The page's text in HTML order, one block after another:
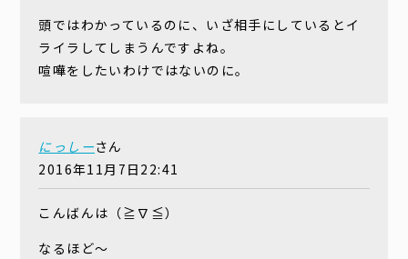
頭ではわかっているのに、いざ相手にしているとイ
ライラしてしまうんですよね。
喧嘩をしたいわけではないのに。
にっしーさん
2016年11月7日22:41
こんばんは（≧∇≦）
なるほど〜